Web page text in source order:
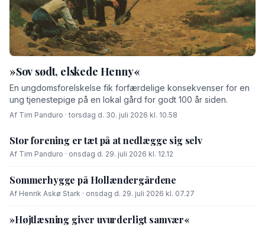
»Sov sødt, elskede Henny«
En ungdomsforelskelse fik forfærdelige konsekvenser for en
ung tjenestepige på en lokal gård for godt 100 år siden.
Af Tim Panduro · torsdag d. 30. juli 2026 kl. 10.58
Stor forening er tæt på at nedlægge sig selv
Af Tim Panduro · onsdag d. 29. juli 2026 kl. 12.12
Sommerhygge på Hollændergårdene
Af Henrik Askø Stark · onsdag d. 29. juli 2026 kl. 07.27
»Højtlæsning giver uvurderligt samvær«